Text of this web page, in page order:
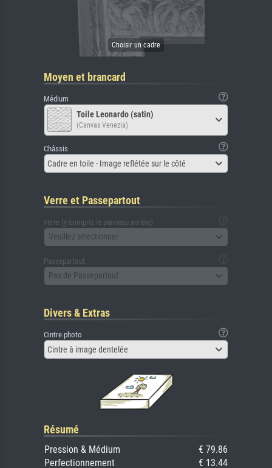
Moyen et brancard
Médium
Toile Leonardo (satin)
(Canvas Venezia)
Châssis
Cadre en toile - Image reflétée sur le côté
Verre et Passepartout
verre (y compris le panneau arrière)
Veuillez sélectionner
Passepartout
Pas de Passepartout
Divers & Extras
Cintre photo
Cintre à image dentelée
Résumé
Pression & Médium
€ 79.86
Perfectionnement
€ 13.44